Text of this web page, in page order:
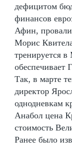
дефицитом
финансов
Афин,
Морис
тренируется в
обеспечивает
Так, в марте
директор
однодневкам
Анабол цена
стоимость
Ранее было